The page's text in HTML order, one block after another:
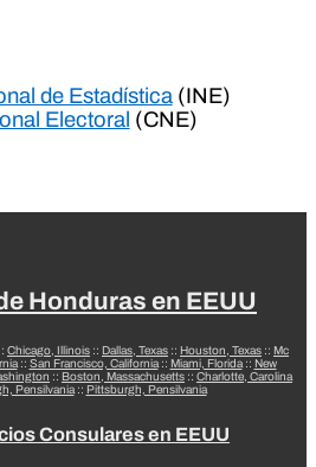
de Estadística(INE)
Electoral (CNE)
Honduras en EEUU
Chicago, Illinois :: Dallas, Texas :: Houston, Texas :: Mc
:: San Francisco, California:: Miami, Florida:: New
:: Boston, Massachusetts :: Charlotte, Carolina
Pensilvania:: Pittsburgh, Pensilvania
Consulares en EEUU